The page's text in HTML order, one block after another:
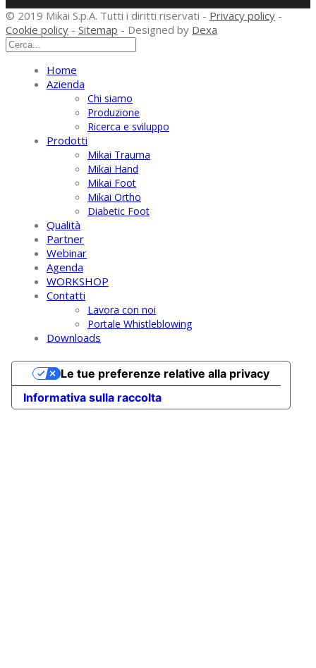
© 2019 Mikai S.p.A. Tutti i diritti riservati - Privacy policy -
Cookie policy - Sitemap - Designed by Dexa
Home
Azienda
Chi siamo
Produzione
Ricerca e sviluppo
Prodotti
Mikai Trauma
Mikai Hand
Mikai Foot
Mikai Ortho
Diabetic Foot
Qualità
Partner
Webinar
Agenda
WORKSHOP
Contatti
Lavora con noi
Portale Whistleblowing
Downloads
Informativa sulla raccolta
Le tue preferenze relative alla privacy